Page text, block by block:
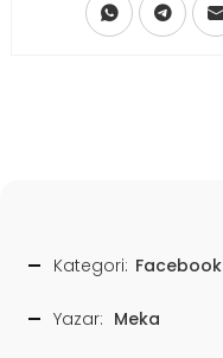
Kategori: Facebook
Yazar: Meka